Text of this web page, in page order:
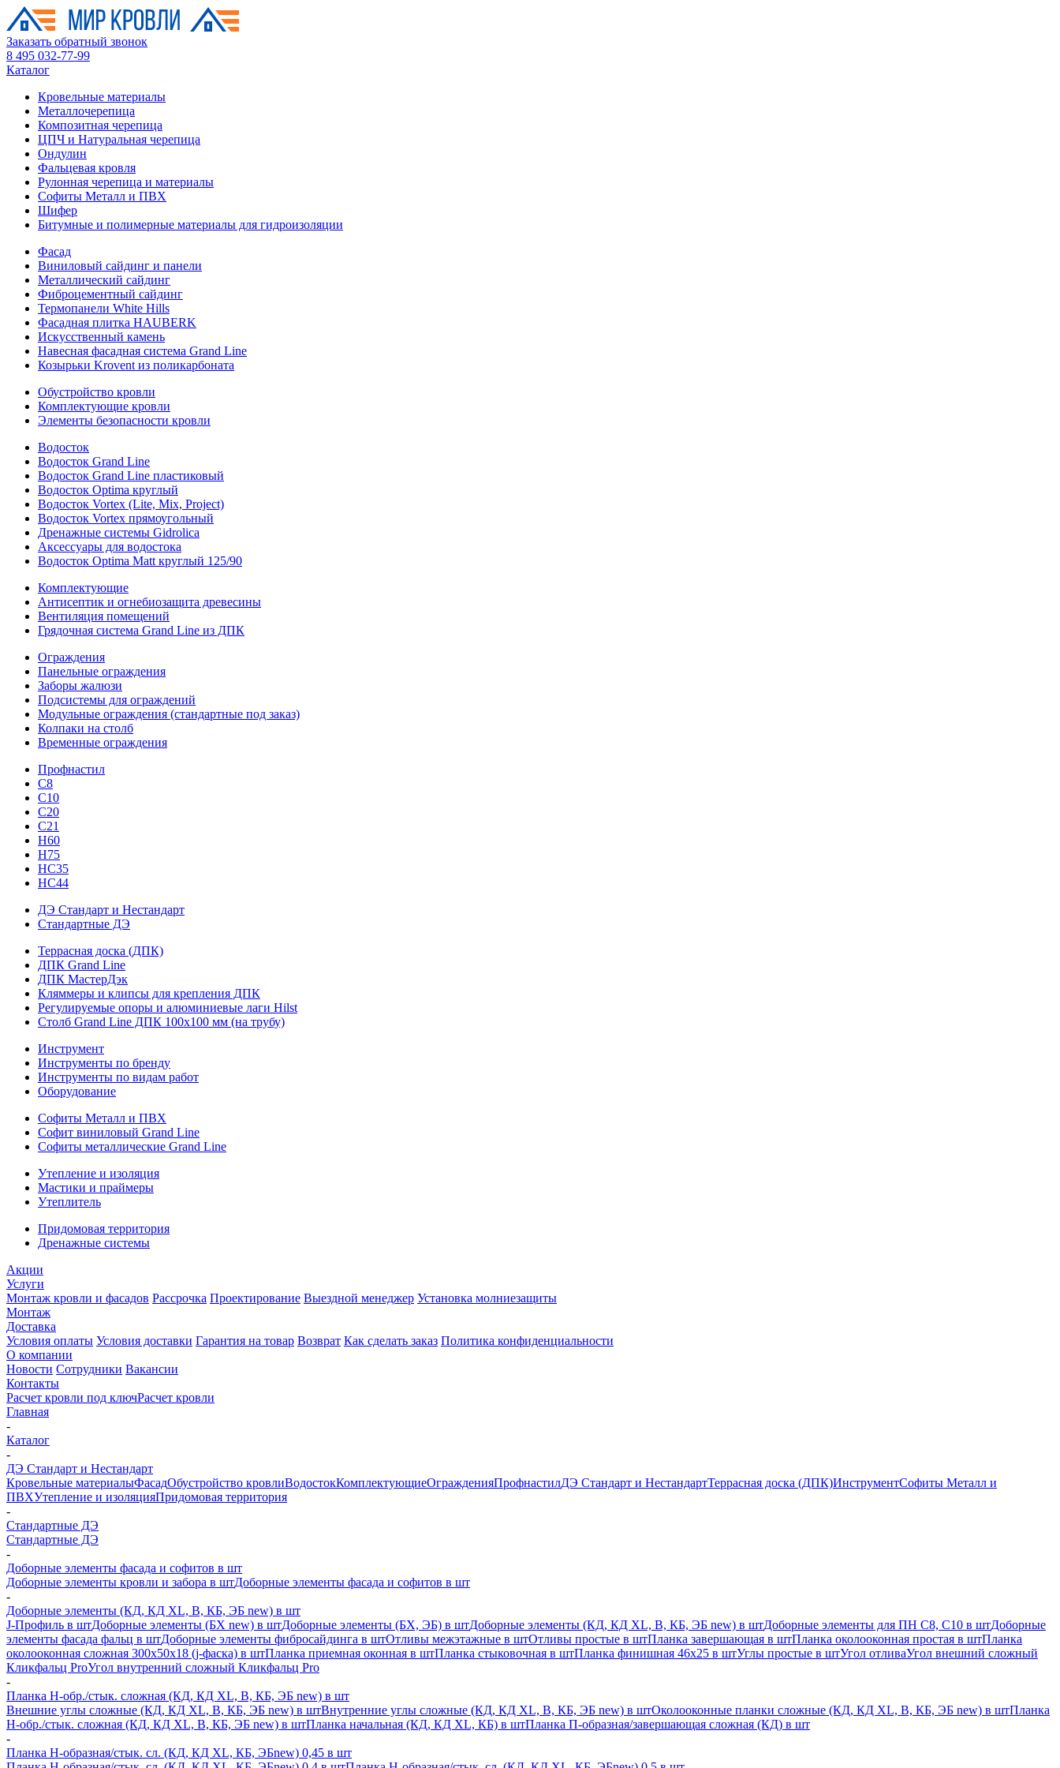
Заказать обратный звонок
8 495 032-77-99
Каталог
Кровельные материалы
Металлочерепица
Композитная черепица
ЦПЧ и Натуральная черепица
Ондулин
Фальцевая кровля
Рулонная черепица и материалы
Софиты Металл и ПВХ
Шифер
Битумные и полимерные материалы для гидроизоляции
Фасад
Виниловый сайдинг и панели
Металлический сайдинг
Фиброцементный сайдинг
Термопанели White Hills
Фасадная плитка HAUBERK
Искусственный камень
Навесная фасадная система Grand Line
Козырьки Krovent из поликарбоната
Обустройство кровли
Комплектующие кровли
Элементы безопасности кровли
Водосток
Водосток Grand Line
Водосток Grand Line пластиковый
Водосток Optima круглый
Водосток Vortex (Lite, Mix, Project)
Водосток Vortex прямоугольный
Дренажные системы Gidrolica
Аксессуары для водостока
Водосток Optima Matt круглый 125/90
Комплектующие
Антисептик и огнебиозащита древесины
Вентиляция помещений
Грядочная система Grand Line из ДПК
Ограждения
Панельные ограждения
Заборы жалюзи
Подсистемы для ограждений
Модульные ограждения (стандартные под заказ)
Колпаки на столб
Временные ограждения
Профнастил
С8
С10
С20
С21
H60
H75
HС35
НС44
ДЭ Стандарт и Нестандарт
Стандартные ДЭ
Террасная доска (ДПК)
ДПК Grand Line
ДПК МастерДэк
Кляммеры и клипсы для крепления ДПК
Регулируемые опоры и алюминиевые лаги Hilst
Столб Grand Line ДПК 100х100 мм (на трубу)
Инструмент
Инструменты по бренду
Инструменты по видам работ
Оборудование
Софиты Металл и ПВХ
Софит виниловый Grand Line
Софиты металлические Grand Line
Утепление и изоляция
Мастики и праймеры
Утеплитель
Придомовая территория
Дренажные системы
Акции
Услуги
Монтаж кровли и фасадов Рассрочка Проектирование Выездной менеджер Установка молниезащиты
Монтаж
Доставка
Условия оплаты Условия доставки Гарантия на товар Возврат Как сделать заказ Политика конфиденциальности
О компании
Новости Сотрудники Вакансии
Контакты
Расчет кровли под ключРасчет кровли
Главная
-
Каталог
-
ДЭ Стандарт и Нестандарт
Кровельные материалыФасадОбустройство кровлиВодостокКомплектующиеОгражденияПрофнастилДЭ Стандарт и НестандартТеррасная доска (ДПК)ИнструментСофиты Металл и
ПВХУтепление и изоляцияПридомовая территория
-
Стандартные ДЭ
Стандартные ДЭ
-
Доборные элементы фасада и софитов в шт
Доборные элементы кровли и забора в штДоборные элементы фасада и софитов в шт
-
Доборные элементы (КД, КД XL, В, КБ, ЭБ new) в шт
J-Профиль в штДоборные элементы (БХ new) в штДоборные элементы (БХ, ЭБ) в штДоборные элементы (КД, КД XL, В, КБ, ЭБ new) в штДоборные элементы для ПН С8, С10 в штДоборные
элементы фасада фальц в штДоборные элементы фибросайдинга в штОтливы межэтажные в штОтливы простые в штПланка завершающая в штПланка околооконная простая в штПланка
околооконная сложная 300х50х18 (j-фаска) в штПланка приемная оконная в штПланка стыковочная в штПланка финишная 46х25 в штУглы простые в штУгол отливаУгол внешний сложный
Кликфальц ProУгол внутренний сложный Кликфальц Pro
-
Планка H-обр./стык. сложная (КД, КД XL, В, КБ, ЭБ new) в шт
Внешние углы сложные (КД, КД XL, В, КБ, ЭБ new) в штВнутренние углы сложные (КД, КД XL, В, КБ, ЭБ new) в штОколооконные планки сложные (КД, КД XL, В, КБ, ЭБ new) в штПланка
H-обр./стык. сложная (КД, КД XL, В, КБ, ЭБ new) в штПланка начальная (КД, КД XL, КБ) в штПланка П-образная/завершающая сложная (КД) в шт
-
Планка H-образная/стык. сл. (КД, КД XL, КБ, ЭБnew) 0,45 в шт